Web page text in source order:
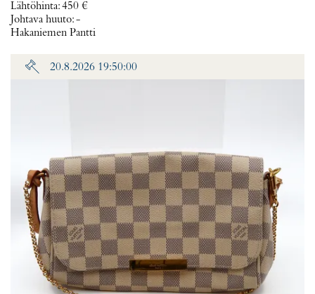
Lähtöhinta:450 €
Johtava huuto:-
Hakaniemen Pantti
20.8.2026 19:50:00